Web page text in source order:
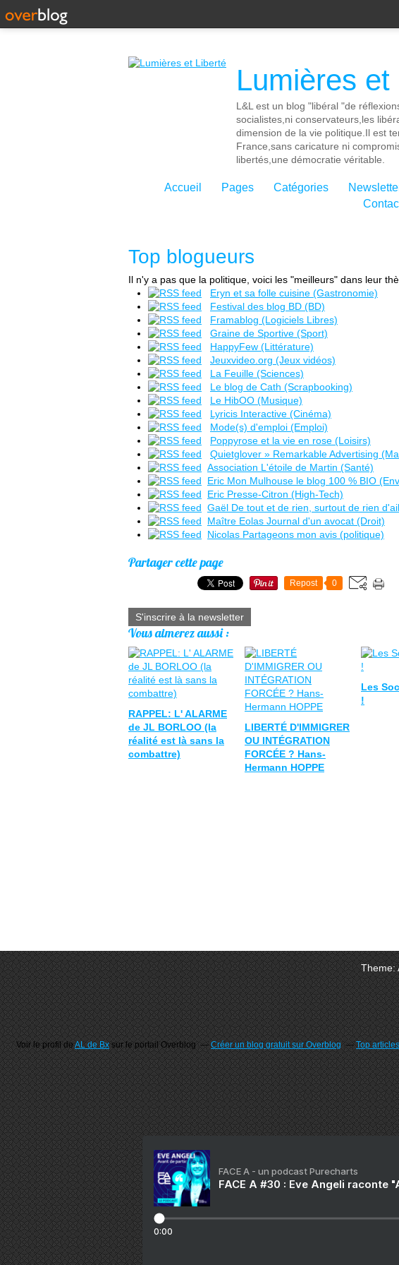
Lumières et
L&L est un blog "libéral "de
socialistes,ni conservateurs,les
dimension de la vie politique.Il est
France,sans caricature ni
libertés,une démocratie véritable.
Accueil Pages Catégories
Top blogueurs
Il n'y a pas que la politique, voici les "meilleurs" dans leur
Eryn et sa folle cuisine (Gastronomie)
Festival des blog BD (BD)
Framablog (Logiciels Libres)
Graine de Sportive (Sport)
HappyFew (Littérature)
Jeuxvideo.org (Jeux vidéos)
La Feuille (Sciences)
Le blog de Cath (Scrapbooking)
Le HibOO (Musique)
Lyricis Interactive (Cinéma)
Mode(s) d'emploi (Emploi)
Poppyrose et la vie en rose (Loisirs)
Quietglover » Remarkable Advertising
Association L'étoile de Martin (Santé)
Eric Mon Mulhouse le blog 100 % BIO
Eric Presse-Citron (High-Tech)
Gaël De tout et de rien, surtout de rien
Maître Eolas Journal d'un avocat (Droit)
Nicolas Partageons mon avis (politique)
Partager cette page
Repost 0
S'inscrire à la newsletter
Vous aimerez aussi :
RAPPEL: L' ALARME
de JL BORLOO (la
réalité est là sans la
combattre)
LIBERTÉ D'IMMIGRER
OU INTÉGRATION
FORCÉE ? Hans-
Hermann HOPPE
Les
!
Theme:
Voir le profil deAL de Bxsur le portail Overblog Créer un blog gratuit sur Overblog Top articles
FACE A - un podcast Purecharts
FACE A #30 : Eve Angeli raconte
0:00